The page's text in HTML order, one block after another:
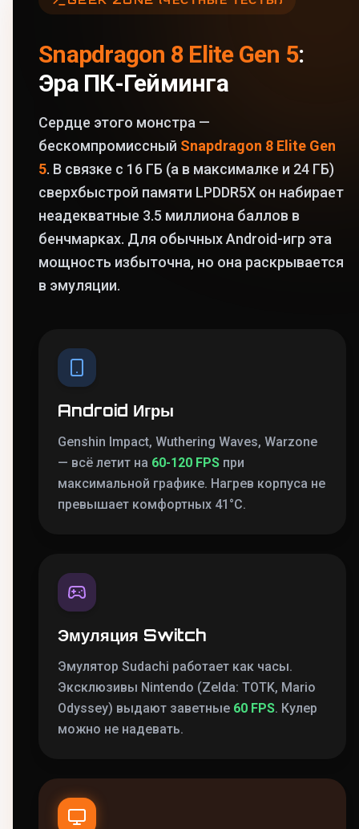
Snapdragon 8 Elite Gen 5:
Эра ПК-Гейминга
Сердце этого монстра —
бескомпромиссный Snapdragon 8 Elite Gen
5. В связке с 16 ГБ (а в максималке и 24 ГБ)
сверхбыстрой памяти LPDDR5X он набирает
неадекватные 3.5 миллиона баллов в
бенчмарках. Для обычных Android-игр эта
мощность избыточна, но она раскрывается
в эмуляции.
Android Игры
Genshin Impact, Wuthering Waves, Warzone
— всё летит на 60-120 FPS при
максимальной графике. Нагрев корпуса не
превышает комфортных 41°C.
Эмуляция Switch
Эмулятор Sudachi работает как часы.
Эксклюзивы Nintendo (Zelda: TOTK, Mario
Odyssey) выдают заветные 60 FPS. Кулер
можно не надевать.